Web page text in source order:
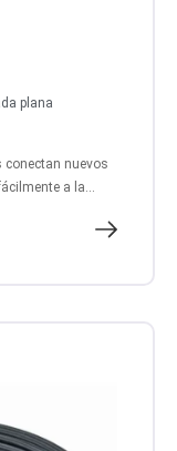
plana
conectan nuevos
a la...